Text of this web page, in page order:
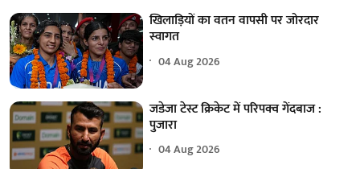
खिलाड़ियों का वतन वापसी पर जोरदार
स्वागत
04 Aug 2026
जडेजा टेस्ट क्रिकेट में परिपक्व गेंदबाज :
पुजारा
04 Aug 2026